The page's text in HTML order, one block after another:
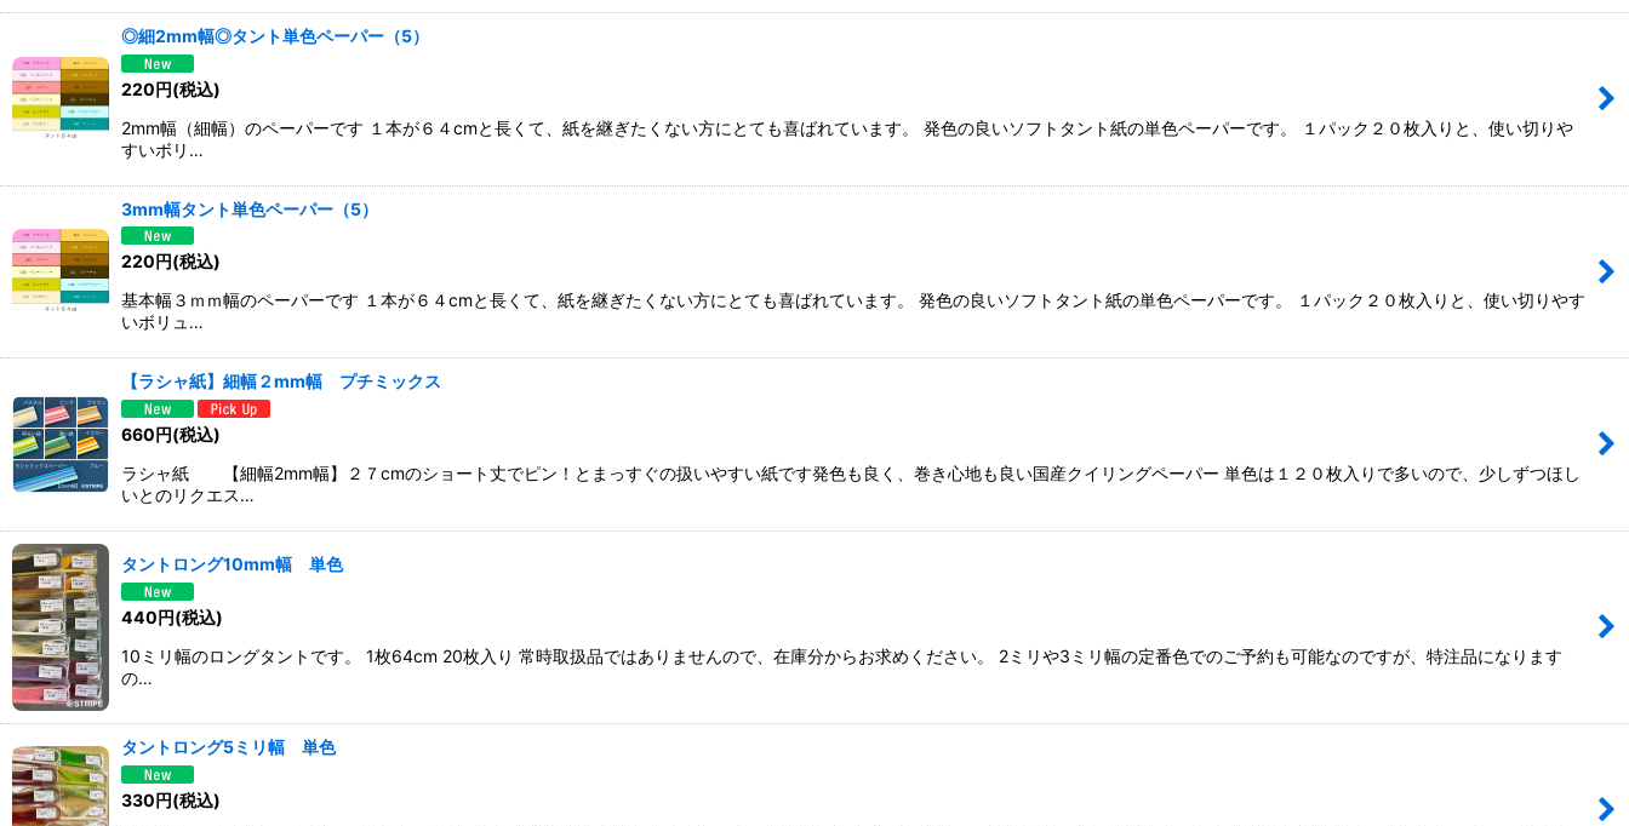
◎細2mm幅◎タント単色ペーパー（5）
220円(税込)
2mm幅（細幅）のペーパーです １本が６４cmと長くて、紙を継ぎたくない方にとても喜ばれています。 発色の良いソフトタント紙の単色ペーパーです。 １パック２０枚入りと、使い切りや
すいボリ…
3mm幅タント単色ペーパー（5）
220円(税込)
基本幅３ｍｍ幅のペーパーです １本が６４cmと長くて、紙を継ぎたくない方にとても喜ばれています。 発色の良いソフトタント紙の単色ペーパーです。 １パック２０枚入りと、使い切りやす
いボリュ…
【ラシャ紙】細幅２mm幅 プチミックス
660円(税込)
ラシャ紙 【細幅2mm幅】２７cmのショート丈でピン！とまっすぐの扱いやすい紙です発色も良く、巻き心地も良い国産クイリングペーパー 単色は１２０枚入りで多いので、少しずつほし
いとのリクエス…
タントロング10mm幅 単色
440円(税込)
10ミリ幅のロングタントです。 1枚64cm 20枚入り 常時取扱品ではありませんので、在庫分からお求めください。 2ミリや3ミリ幅の定番色でのご予約も可能なのですが、特注品になります
の…
タントロング5ミリ幅 単色
330円(税込)